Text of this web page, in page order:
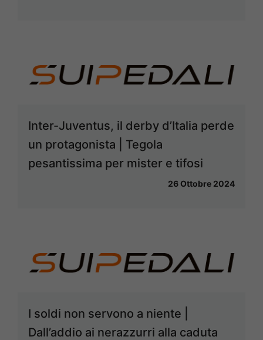
Inter-Juventus, il derby d’Italia perde
un protagonista | Tegola
pesantissima per mister e tifosi
26 Ottobre 2024
I soldi non servono a niente |
Dall’addio ai nerazzurri alla caduta